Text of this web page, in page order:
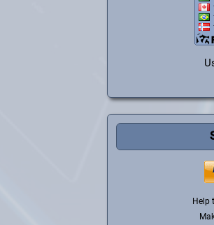
Help